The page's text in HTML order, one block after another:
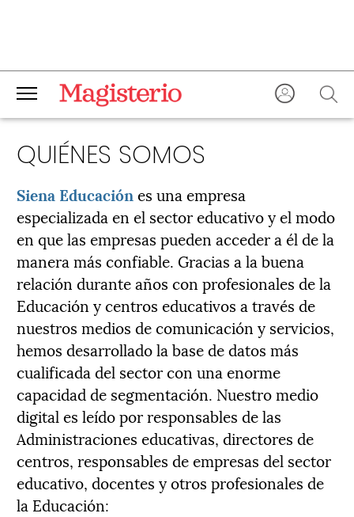
QUIÉNES SOMOS
Siena Educaciónes una empresa
especializada en el sector educativo y el modo
en que las empresas pueden acceder a él de la
manera más confiable. Gracias a la buena
relación durante años con profesionales de la
Educación y centros educativos a través de
nuestros medios de comunicación y servicios,
hemos desarrollado la base de datos más
cualificada del sector con una enorme
capacidad de segmentación. Nuestro medio
digital es leído por responsables de las
Administraciones educativas, directores de
centros, responsables de empresas del sector
educativo, docentes y otros profesionales de
la Educación: